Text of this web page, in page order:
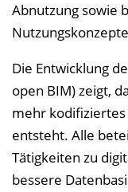
Abnutzung sowie
Die Entwicklung
open BIM) zeigt,
mehr
entsteht. Alle
Tätigkeiten zu
bessere